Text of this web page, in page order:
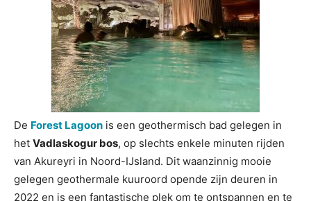
De Forest Lagoon is een geothermisch bad gelegen in
het Vadlaskogur bos, op slechts enkele minuten rijden
van Akureyri in Noord-IJsland. Dit waanzinnig mooie
gelegen geothermale kuuroord opende zijn deuren in
2022 en is een fantastische plek om te ontspannen en te